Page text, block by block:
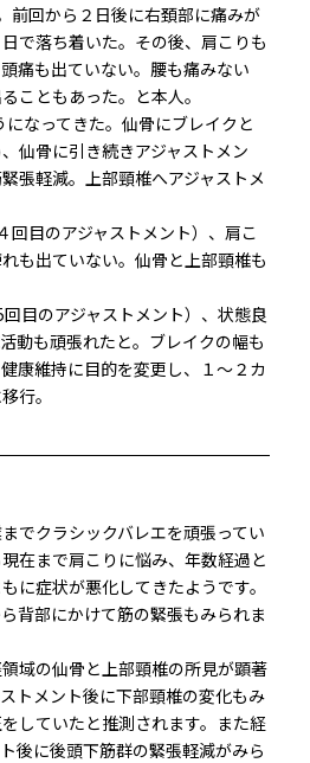
前回から２日後に右頚部に痛みが
で落ち着いた。その後、肩こりも
痛も出ていない。腰も痛みない
こともあった。と本人。
なってきた。仙骨にブレイクと
仙骨に引き続きアジャストメン
張軽減。上部頸椎へアジャストメ
回目のアジャストメント）、肩こ
も出ていない。仙骨と上部頸椎も
目のアジャストメント）、状態良
動も頑張れたと。ブレイクの幅も
康維持に目的を変更し、１～２カ
行。
でクラシックバレエを頑張ってい
在まで肩こりに悩み、年数経過と
に症状が悪化してきたようです。
背部にかけて筋の緊張もみられま
域の仙骨と上部頸椎の所見が顕著
トメント後に下部頸椎の変化もみ
していたと推測されます。また経
後に後頭下筋群の緊張軽減がみら